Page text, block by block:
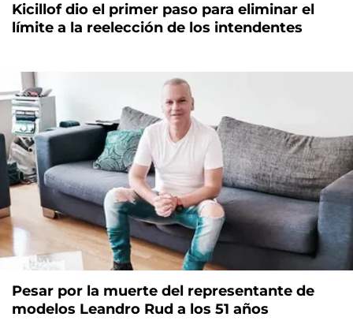
Kicillof dio el primer paso para eliminar el
límite a la reelección de los intendentes
Pesar por la muerte del representante de
modelos Leandro Rud a los 51 años